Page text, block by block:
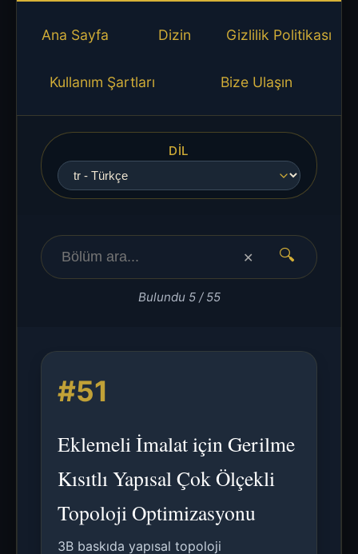
Ana Sayfa Dizin Gizlilik Politikası
Kullanım Şartları Bize Ulaşın
DIL
🔍
✕
Bulundu 5 / 55
#51
Eklemeli İmalat için Gerilme
Kısıtlı Yapısal Çok Ölçekli
Topoloji Optimizasyonu
3B baskıda yapısal topoloji